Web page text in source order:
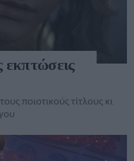
εκπτώσεις
ποιοτικούς τίτλους κι